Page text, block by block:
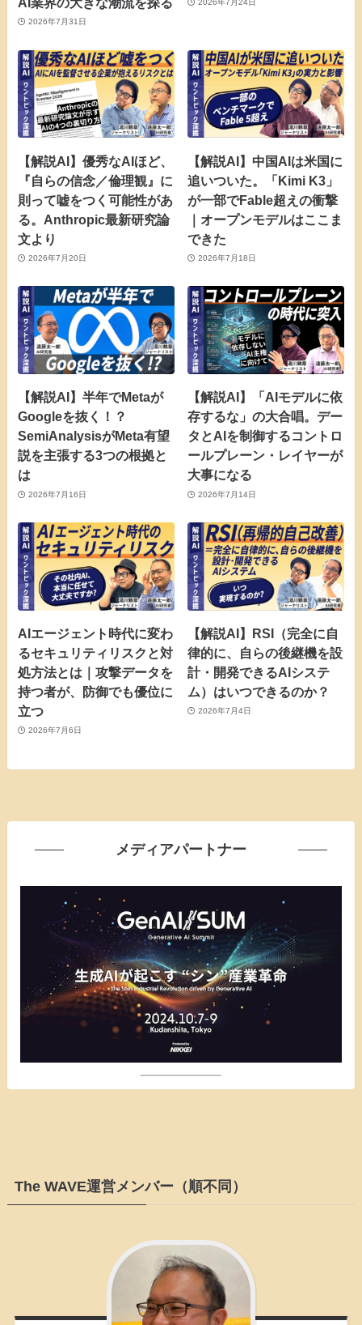
2026年7月31日
2026年7月24日
【解説AI】優秀なAIほど、
『自らの信念／倫理観』に
則って嘘をつく可能性があ
る。Anthropic最新研究論
文より
2026年7月20日
【解説AI】中国AIは米国に
追いついた。「Kimi K3」
が一部でFable超えの衝撃
｜オープンモデルはここま
できた
2026年7月18日
【解説AI】半年でMetaが
Googleを抜く！？
SemiAnalysisがMeta有望
説を主張する3つの根拠と
は
2026年7月16日
【解説AI】「AIモデルに依
存するな」の大合唱。デー
タとAIを制御するコントロ
ールプレーン・レイヤーが
大事になる
2026年7月14日
AIエージェント時代に変わ
るセキュリティリスクと対
処方法とは｜攻撃データを
持つ者が、防御でも優位に
立つ
2026年7月6日
【解説AI】RSI（完全に自
律的に、自らの後継機を設
計・開発できるAIシステ
ム）はいつできるのか？
2026年7月4日
メディアパートナー
The WAVE運営メンバー（順不同）